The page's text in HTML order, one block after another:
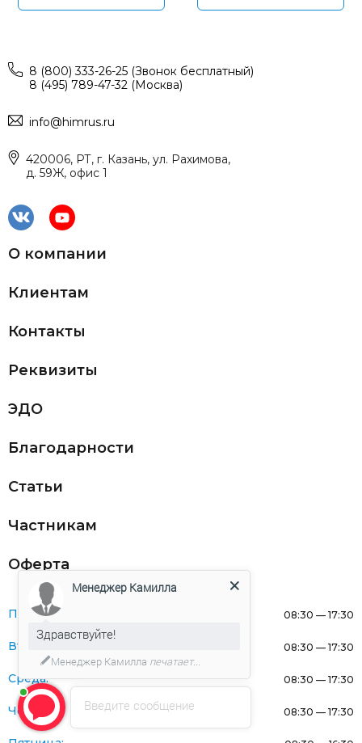
8 (800) 333-26-25 (Звонок бесплатный)
8 (495) 789-47-32 (Москва)
info@himrus.ru
420006, РТ, г. Казань, ул. Рахимова,
д. 59Ж, офис 1
О компании
Клиентам
Контакты
Реквизиты
ЭДО
Благодарности
Статьи
Частникам
Оферта
Понедельник: 08:30 — 17:30
Вторник: 08:30 — 17:30
Среда: 08:30 — 17:30
Четверг: 08:30 — 17:30
Введите сообщение
Менеджер Камилла
Здравствуйте!
Менеджер Камилла печатает...